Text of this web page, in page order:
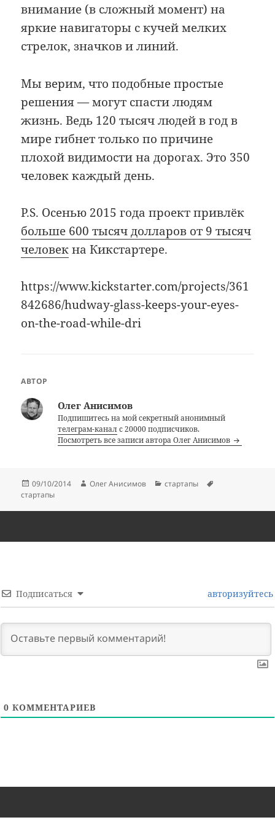
внимание (в сложный момент) на
яркие навигаторы с кучей мелких
стрелок, значков и линий.
Мы верим, что подобные простые
решения — могут спасти людям
жизнь. Ведь 120 тысяч людей в год в
мире гибнет только по причине
плохой видимости на дорогах. Это 350
человек каждый день.
P.S. Осенью 2015 года проект привлёк
больше 600 тысяч долларов от 9 тысяч
человекна Кикстартере.
https://www.kickstarter.com/projects/361
842686/hudway-glass-keeps-your-eyes-
on-the-road-while-dri
АВТОР
Олег Анисимов
Подпишитесь на мой секретный анонимный
телеграм-каналс 20000 подписчиков.
Посмотреть все записи автора Олег Анисимов
Опубликовано
09/10/2014 Автор
Олег Анисимов Рубрики
стартапы
стартапы
Подписаться авторизуйтесь
0 КОММЕНТАРИЕВ